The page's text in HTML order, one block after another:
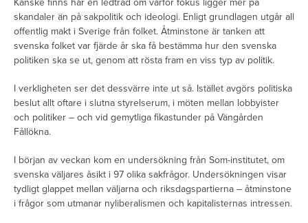
Kanske finns här en ledtråd om varför fokus ligger mer på
skandaler än på sakpolitik och ideologi. Enligt grundlagen utgår all
offentlig makt i Sverige från folket. Åtminstone är tanken att
svenska folket var fjärde år ska få bestämma hur den svenska
politiken ska se ut, genom att rösta fram en viss typ av politik.
I verkligheten ser det dessvärre inte ut så. Istället avgörs politiska
beslut allt oftare i slutna styrelserum, i möten mellan lobbyister
och politiker – och vid gemytliga fikastunder på Vängården
Fållökna.
I början av veckan kom en undersökning från Som-institutet, om
svenska väljares åsikt i 97 olika sakfrågor. Undersökningen visar
tydligt glappet mellan väljarna och riksdagspartierna – åtminstone
i frågor som utmanar nyliberalismen och kapitalisternas intressen.